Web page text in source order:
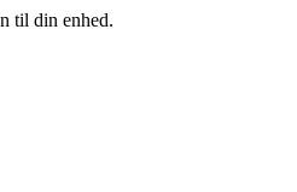
til din enhed.